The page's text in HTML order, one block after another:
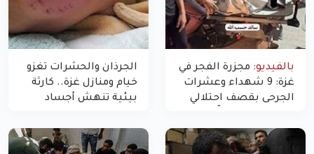
بالفيديو: مجزرة الفجر في
غزة: 9 شهداء وعشرات
الجرحى بقصف احتلالي
الجرذان والحشرات تغزو
خيام ومنازل غزة.. كارثة
بيئية تنهش أجساد